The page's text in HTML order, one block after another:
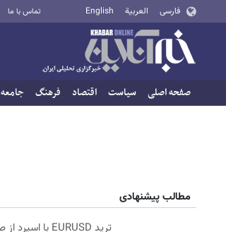
فارسی العربية English تماس با ما
صفحه اصلی سیاست اقتصاد فرهنگ جامعه
مطالب پیشنهادی
ترید EURUSD با اسپرد از صفر پیپ